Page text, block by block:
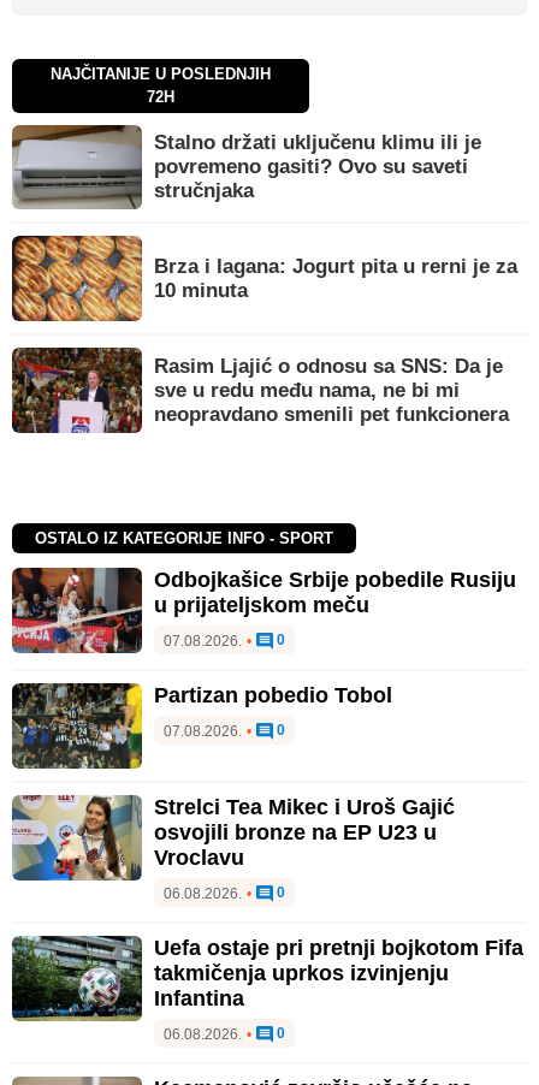
NAJČITANIJE U POSLEDNJIH
72H
Stalno držati uključenu klimu ili je
povremeno gasiti? Ovo su saveti
stručnjaka
Brza i lagana: Jogurt pita u rerni je za
10 minuta
Rasim Ljajić o odnosu sa SNS: Da je
sve u redu među nama, ne bi mi
neopravdano smenili pet funkcionera
OSTALO IZ KATEGORIJE INFO - SPORT
Odbojkašice Srbije pobedile Rusiju
u prijateljskom meču
07.08.2026. • 0
Partizan pobedio Tobol
07.08.2026. • 0
Strelci Tea Mikec i Uroš Gajić
osvojili bronze na EP U23 u
Vroclavu
06.08.2026. • 0
Uefa ostaje pri pretnji bojkotom Fifa
takmičenja uprkos izvinjenju
Infantina
06.08.2026. • 0